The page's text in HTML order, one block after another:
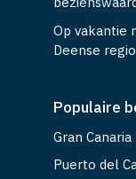
Op vakantie
Deense
Populaire
Gran Canaria
Puerto del